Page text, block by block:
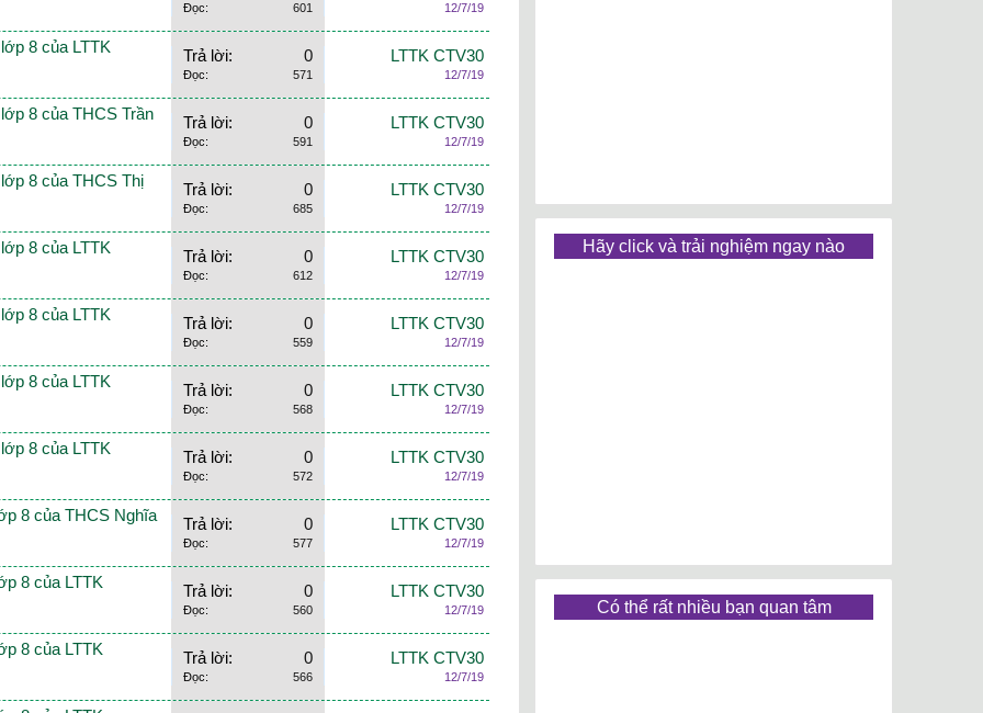
Đọc: 601 12/7/19
8 của LTTK Trả lời: 0
Đọc: 571
LTTK CTV30
12/7/19
8 của THCS Trần Trả lời: 0
Đọc: 591
LTTK CTV30
12/7/19
8 của THCS Thị Trả lời: 0
Đọc: 685
LTTK CTV30
12/7/19
8 của LTTK Trả lời: 0
Đọc: 612
LTTK CTV30
12/7/19
8 của LTTK Trả lời: 0
Đọc: 559
LTTK CTV30
12/7/19
8 của LTTK Trả lời: 0
Đọc: 568
LTTK CTV30
12/7/19
8 của LTTK Trả lời: 0
Đọc: 572
LTTK CTV30
12/7/19
8 của THCS Nghĩa Trả lời: 0
Đọc: 577
LTTK CTV30
12/7/19
8 của LTTK Trả lời: 0
Đọc: 560
LTTK CTV30
12/7/19
8 của LTTK Trả lời: 0
Đọc: 566
LTTK CTV30
12/7/19
Hãy click và trải nghiệm ngay nào
Có thể rất nhiều bạn quan tâm